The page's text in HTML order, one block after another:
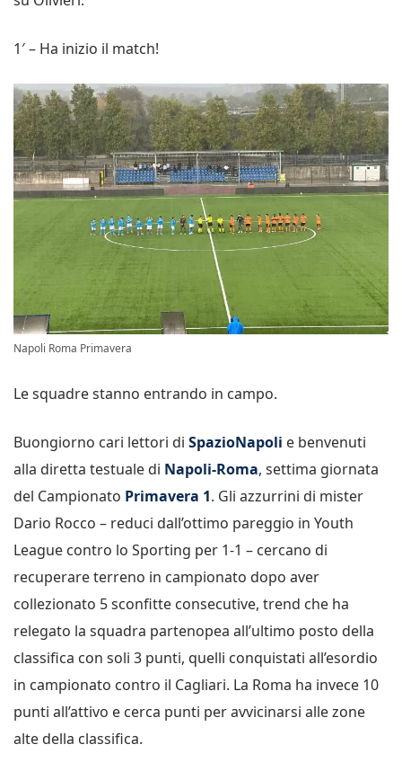
1′ – Ha inizio il match!
Napoli Roma Primavera
Le squadre stanno entrando in campo.
Buongiorno cari lettori di SpazioNapoli e benvenuti
alla diretta testuale di Napoli-Roma, settima giornata
del Campionato Primavera 1. Gli azzurrini di mister
Dario Rocco – reduci dall’ottimo pareggio in Youth
League contro lo Sporting per 1-1 – cercano di
recuperare terreno in campionato dopo aver
collezionato 5 sconfitte consecutive, trend che ha
relegato la squadra partenopea all’ultimo posto della
classifica con soli 3 punti, quelli conquistati all’esordio
in campionato contro il Cagliari. La Roma ha invece 10
punti all’attivo e cerca punti per avvicinarsi alle zone
alte della classifica.